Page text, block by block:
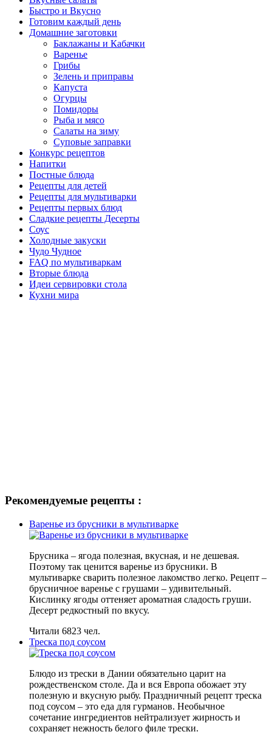
Быстро и Вкусно
Готовим каждый день
Домашние заготовки
Баклажаны и Кабачки
Варенье
Грибы
Зелень и приправы
Капуста
Огурцы
Помидоры
Рыба и мясо
Салаты на зиму
Суповые заправки
Конкурс рецептов
Напитки
Постные блюда
Рецепты для детей
Рецепты для мультиварки
Рецепты первых блюд
Сладкие рецепты Десерты
Соус
Холодные закуски
Чудо Чудное
FAQ по мультиваркам
Вторые блюда
Идеи сервировки стола
Кухни мира
Рекомендуемые рецепты :
Варенье из брусники в мультиварке
Брусника – ягода полезная, вкусная, и не дешевая.
Поэтому так ценится варенье из брусники. В
мультиварке сварить полезное лакомство легко. Рецепт –
брусничное варенье с грушами – удивительный.
Кислинку ягоды оттеняет ароматная сладость груши.
Десерт редкостный по вкусу.
Читали 6823 чел.
Треска под соусом
Блюдо из трески в Дании обязательно царит на
рождественском столе. Да и вся Европа обожает эту
полезную и вкусную рыбу. Праздничный рецепт треска
под соусом – это еда для гурманов. Необычное
сочетание ингредиентов нейтрализует жирность и
сохраняет нежность белого филе трески.